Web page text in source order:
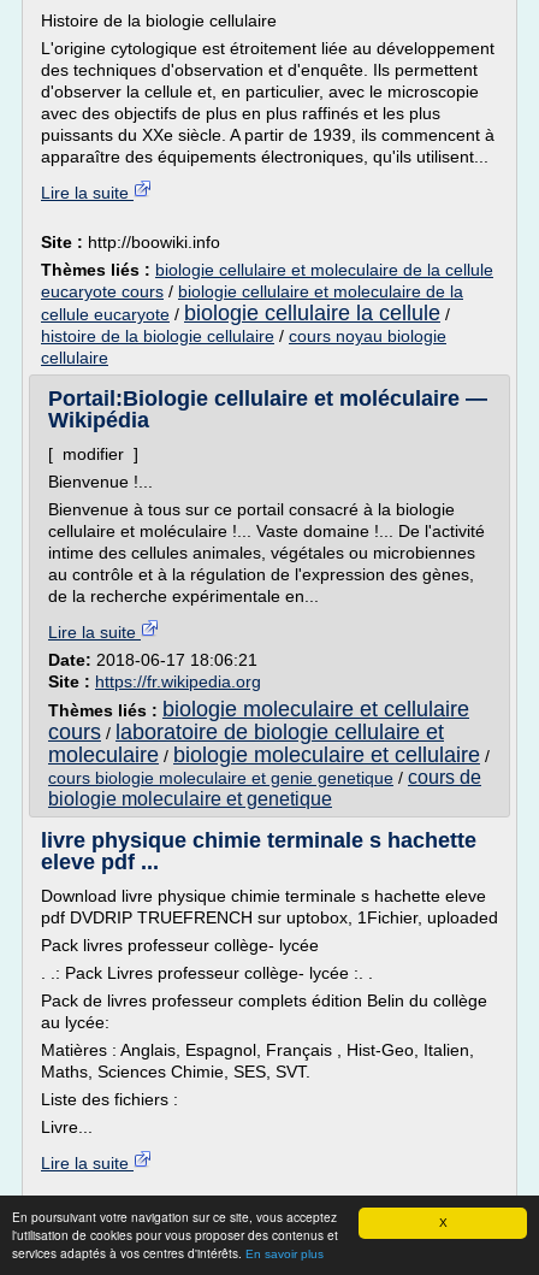
X
En poursuivant votre navigation sur ce site, vous acceptez
l'utilisation de cookies pour vous proposer des contenus et
services adaptés à vos centres d'intérêts. En savoir plus
Histoire de la biologie cellulaire
L'origine cytologique est étroitement liée au développement
des techniques d'observation et d'enquête. Ils permettent
d'observer la cellule et, en particulier, avec le microscopie
avec des objectifs de plus en plus raffinés et les plus
puissants du XXe siècle. A partir de 1939, ils commencent à
apparaître des équipements électroniques, qu'ils utilisent...
Lire la suite
Site : http://boowiki.info
Thèmes liés : biologie cellulaire et moleculaire de la cellule
eucaryote cours / biologie cellulaire et moleculaire de la
cellule eucaryote / biologie cellulaire la cellule /
histoire de la biologie cellulaire / cours noyau biologie
cellulaire
Portail:Biologie cellulaire et moléculaire —
Wikipédia
[ modifier ]
Bienvenue !...
Bienvenue à tous sur ce portail consacré à la biologie
cellulaire et moléculaire !... Vaste domaine !... De l'activité
intime des cellules animales, végétales ou microbiennes
au contrôle et à la régulation de l'expression des gènes,
de la recherche expérimentale en...
Lire la suite
Date: 2018-06-17 18:06:21
Site : https://fr.wikipedia.org
Thèmes liés : biologie moleculaire et cellulaire
cours / laboratoire de biologie cellulaire et
moleculaire / biologie moleculaire et cellulaire /
cours biologie moleculaire et genie genetique / cours de
biologie moleculaire et genetique
livre physique chimie terminale s hachette
eleve pdf ...
Download livre physique chimie terminale s hachette eleve
pdf DVDRIP TRUEFRENCH sur uptobox, 1Fichier, uploaded
Pack livres professeur collège- lycée
. .: Pack Livres professeur collège- lycée :. .
Pack de livres professeur complets édition Belin du collège
au lycée:
Matières : Anglais, Espagnol, Français , Hist-Geo, Italien,
Maths, Sciences Chimie, SES, SVT.
Liste des fichiers :
Livre...
Lire la suite
Site :http://francais-zone.fr
Thèmes liés :livre biologie terminale s pdf/livre biologie
moleculaire/ histoire de la biologie livre /